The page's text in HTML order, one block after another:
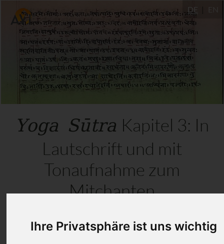
Ihre Privatsphäre ist uns wichtig
DE
Yoga Sūtra Kapitel 3: In
Lautschrift und mit
Tonaufnahme zum
Mitchanten
Dr. Ronald Steiner